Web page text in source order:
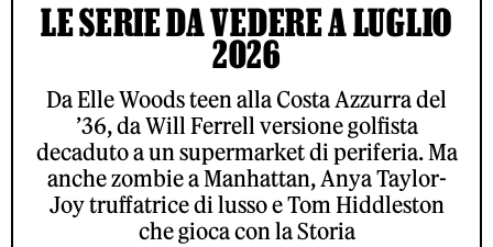
LE SERIE DA VEDERE A LUGLIO
2026
Da Elle Woods teen alla Costa Azzurra del
’36, da Will Ferrell versione golfista
decaduto a un supermarket di periferia. Ma
anche zombie a Manhattan, Anya Taylor-
Joy truffatrice di lusso e Tom Hiddleston
che gioca con la Storia